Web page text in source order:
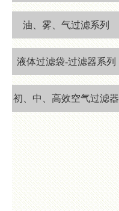
油、雾、气过滤系列
液体过滤袋-过滤器系列
初、中、高效空气过滤器